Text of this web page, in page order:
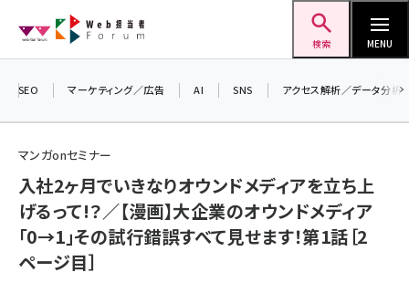
ン
検索 MENU
seo (3528)
ai (2811)
youtube (2439)
SEO マーケティング／広告 AI SNS アクセス解析／データ分析
マンガonセミナー
入社2ヶ月でいきなりオウンドメディアを立ち上
げるって!？／【漫画】大企業のオウンドメディア
「0→1」その試行錯誤すべて見せます！第1話［2
ページ目］